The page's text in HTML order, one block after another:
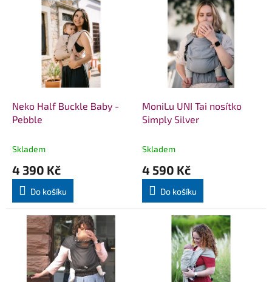
Neko Half Buckle Baby -
Pebble
Skladem
4 390 Kč
Do košíku
MoniLu UNI Tai nosítko
Simply Silver
Skladem
4 590 Kč
Do košíku